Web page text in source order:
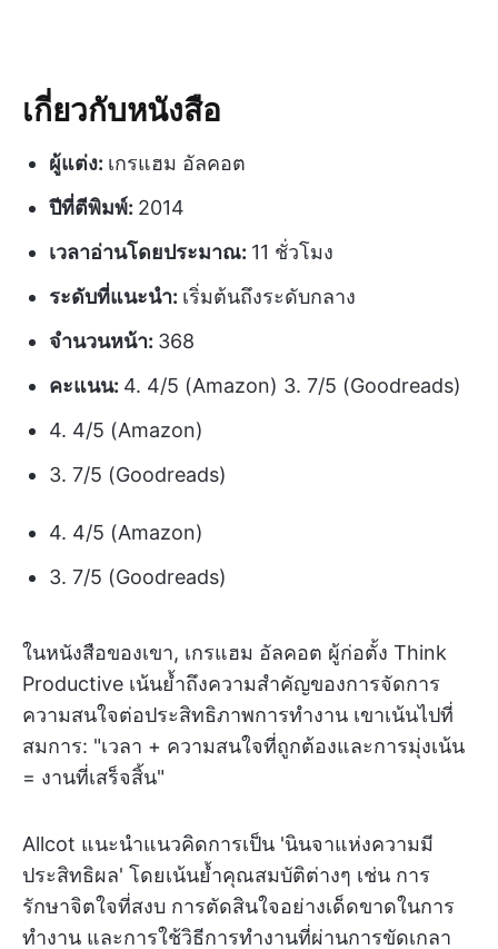
เกี่ยวกับหนังสือ
ผู้แต่ง: เกรแฮม อัลคอต
ปีที่ตีพิมพ์: 2014
เวลาอ่านโดยประมาณ: 11 ชั่วโมง
ระดับที่แนะนำ: เริ่มต้นถึงระดับกลาง
จำนวนหน้า: 368
คะแนน: 4. 4/5 (Amazon) 3. 7/5 (Goodreads)
4. 4/5 (Amazon)
3. 7/5 (Goodreads)
4. 4/5 (Amazon)
3. 7/5 (Goodreads)
ในหนังสือของเขา, เกรแฮม อัลคอต ผู้ก่อตั้ง Think
Productive เน้นย้ำถึงความสำคัญของการจัดการ
ความสนใจต่อประสิทธิภาพการทำงาน เขาเน้นไปที่
สมการ: "เวลา + ความสนใจที่ถูกต้องและการมุ่งเน้น
= งานที่เสร็จสิ้น"
Allcot แนะนำแนวคิดการเป็น 'นินจาแห่งความมี
ประสิทธิผล' โดยเน้นย้ำคุณสมบัติต่างๆ เช่น การ
รักษาจิตใจที่สงบ การตัดสินใจอย่างเด็ดขาดในการ
ทำงาน และการใช้วิธีการทำงานที่ผ่านการขัดเกลา